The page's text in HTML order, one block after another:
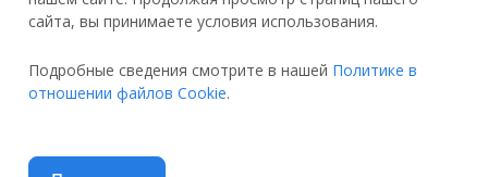
© 2026 Samgau instruments
сайта, вы принимаете условия использования.
Подробные сведения смотрите в нашей Политике в
отношении файлов Cookie.